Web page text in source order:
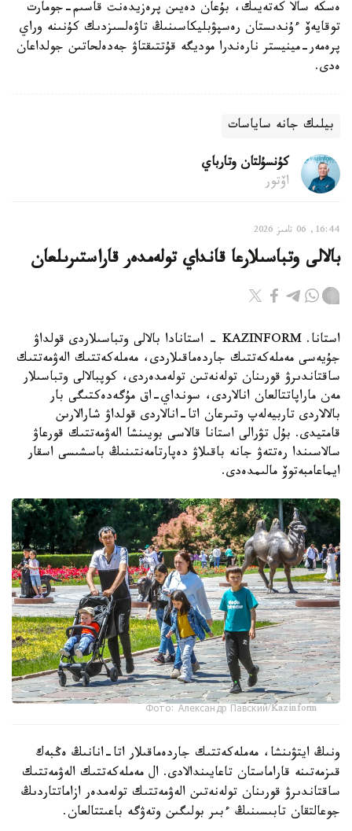
ەسكە سالا كەتەيىك، بۇعان دەيىن پرەزيدەنت قاسىم-جومارت
توقايەۆ ءۇندىستان رەسپۋبليكاسىنىڭ تاۋەلسىزدىك كۇنىنە وراي
پرەمەر-مينيستر نارەندرا موديگە قۇتتىقتاۋ جەدەلحاتىن جولداعان
ەدى.
بيلىك جانە ساياسات
كۇنسۇلتان وتارباي
اۆتور
16:44, 06 تامىز 2026
بالالى وتباسىلارعا قانداي تولەمدەر قاراستىرىلعان
استانا. KAZINFORM - استانادا بالالى وتباسىلاردى قولداۋ
جۇيەسى مەملەكەتتىك جاردەماقىلاردى، مەملەكەتتىك الەۋمەتتىك
ساقتاندىرۋ قورىنان تولەنەتىن تولەمدەردى، كوپبالالى وتباسىلار
مەن ماراپاتتالعان انالاردى، سونداي-اق مۇگەدەكتىگى بار
بالالاردى تاربيەلەپ وتىرعان اتا-انالاردى قولداۋ شارالارىن
قامتيدى. بۇل تۋرالى استانا قالاسى بويىنشا الەۋمەتتىك قورعاۋ
سالاسىندا رەتتەۋ جانە باقىلاۋ دەپارتامەنتىنىڭ باسشىسى اسقار
ايماعامبەتوۆ مالىمدەدى.
Фото: Александр Павский/Kazinform
ونىڭ ايتۋىنشا، مەملەكەتتىك جاردەماقىلار اتا-انانىڭ ەڭبەك
قىزمەتىنە قاراماستان تاعايىندالادى. ال مەملەكەتتىك الەۋمەتتىك
ساقتاندىرۋ قورىنان تولەنەتىن الەۋمەتتىك تولەمدەر ازاماتتاردىڭ
جوعالتقان تابىسىنىڭ ءبىر بولىگىن وتەۋگە باعىتتالعان.